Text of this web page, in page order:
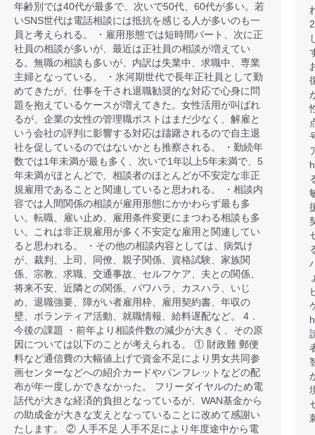
年齢別では40代が最多で、次いで50代、60代が多い。若
いSNS世代は電話相談には抵抗を感じる人が多いのも一
員と考えられる。 ・雇用形態では短時間パート、次に正
社員の相談が多いが、最近は正社員の相談が増えてい
る。無職の相談も多いが、内訳は失業中、求職中、専業
主婦となっている。 ・氷河期世代で長年正社員として勤
めてきたが、仕事を干され退職勧奨的な対応で心身に問
題を抱えているケースが増えてきた。女性活用が叫ばれ
るが、企業の女性の管理職ポストはまだ少なく、解雇と
いう会社の評判に影響する対応は躊躇されるので自主退
社を促しているのではないかとも推察される。 ・勤続年
数では1年未満が最も多く、次いで1年以上5年未満で、5
年未満がほとんどで、相談者のほとんどが不安定な非正
規雇用であることと関連していると思われる。 ・相談内
容では人間関係の相談が雇用形態にかかわらず最も多
い。転職、雇い止め、雇用条件変更にまつわる相談も多
い。これは非正規雇用が多く不安定な雇用と関連してい
ると思われる。 ・その他の相談内容としては、病気け
が、裁判、上司、同僚、親子関係、資格試験、家族関
係、宗教、求職、交通事故、セルフケア、夫との関係、
将来不安、近隣との関係、パワハラ、カスハラ、いじ
め、退職強要、障がい者雇用枠、雇用契約書、年収の
壁、ボランティア活動、就職情報、給料遅配など。 4．
今後の課題 ・前年より相談件数の減少が大きく、その原
因については以下のことが考えられる。 ① 財政難 郵便
料など通信費の大幅値上げで資金不足により男女共同参
画センターなどへの紹介カードやパンフレットなどの配
布が年一度しかできなかった。 フリーダイヤルのため電
話代が大きな経済的負担となっているが、WAN基金から
の助成金が大きな支えとなっていることに改めて感謝い
たします。 ② 人手不足 人手不足により年度途中から電